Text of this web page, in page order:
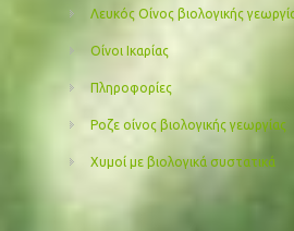
Λευκός Οίνος βιολογικής
Οίνοι Ικαρίας
Πληροφορίες
Ροζε οίνος βιολογικής γεωργίας
Χυμοί με βιολογικά συστατικά